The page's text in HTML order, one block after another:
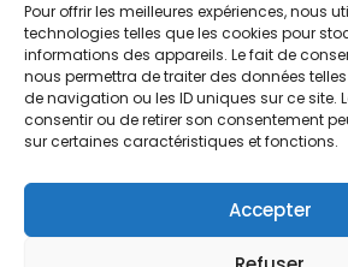
Pour offrir les meilleures expériences, nous
technologies telles que les cookies pour
informations des appareils. Le fait de
nous permettra de traiter des données
de navigation ou les ID uniques sur ce site.
consentir ou de retirer son consentement
sur certaines caractéristiques et fonctions.
Accepter
Rapport d'activité
Consulter le certificat
Stratexio | Copyright © 2025
CGV